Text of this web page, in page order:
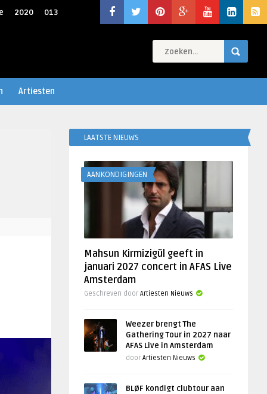
2020 013
Artiesten
LAATSTE NIEUWS
AANKONDIGINGEN
Mahsun Kirmizigül geeft in
januari 2027 concert in AFAS Live
Amsterdam
Geschreven door Artiesten Nieuws
Weezer brengt The
Gathering Tour in 2027 naar
AFAS Live in Amsterdam
door Artiesten Nieuws
BLØF kondigt clubtour aan